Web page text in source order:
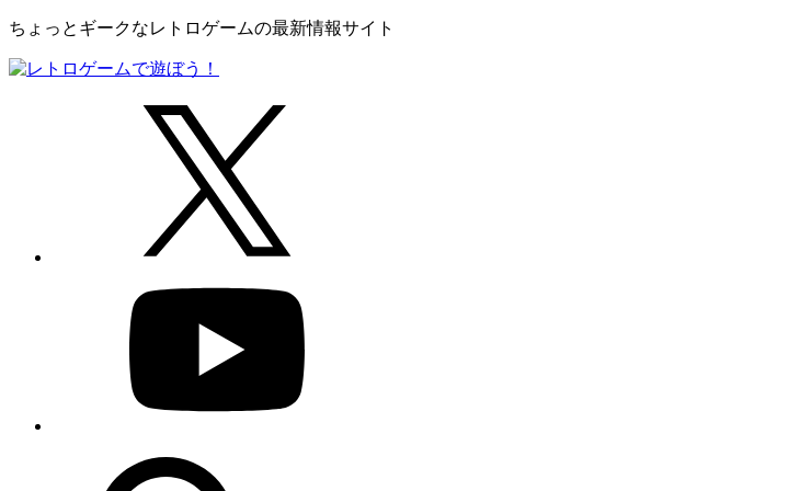
ちょっとギークなレトロゲームの最新情報サイト